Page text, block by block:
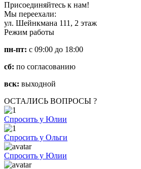
Присоединяйтесь к нам!
Мы переехали:
ул. Шейнкмана 111, 2 этаж
Режим работы
пн-пт: с 09:00 до 18:00
сб: по согласованию
вск: выходной
ОСТАЛИСЬ ВОПРОСЫ ?
Спросить у Юлии
Спросить у Ольги
Спросить у Юлии